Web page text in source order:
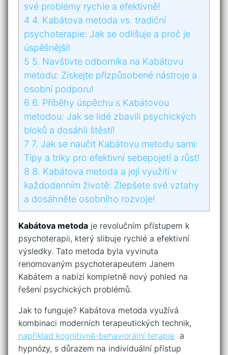
své problémy rychle ⁣a⁣ efektivně!
4 4. Kabátova metoda ⁢vs. tradiční
psychoterapie: Jak se odlišuje ⁤a proč je
‌úspěšnější!
5 5. Navštivte odborníka na Kabátovu
metodu: Získejte přizpůsobené nástroje ⁣a
osobní podporu!
6 6. Příběhy úspěchu s Kabátovou ​
metodou: Jak se lidé zbavili psychických
bloků a dosáhli štěstí!
7 7.⁣ Jak se ⁢naučit Kabátovu metodu⁢ sami:
Tipy a triky ⁤pro efektivní sebepojetí a⁢ růst!
8 8. Kabátova metoda a její využití​ v ​
každodenním⁣ životě: Zlepšete své ⁤vztahy
a dosáhněte osobního rozvoje!
Kabátova metoda je‌ revolučním přístupem ‌k
psychoterapii, ⁣který slibuje rychlé⁢ a efektivní
výsledky. Tato metoda byla⁣ vyvinuta⁣
renomovaným psychoterapeutem​ Janem
Kabátem a nabízí kompletně nový pohled na
řešení psychických problémů.
Jak to funguje? Kabátova metoda využívá⁣
kombinaci moderních terapeutických technik,
například kognitivně-behaviorální terapie ‌ a
hypnózy, s důrazem na individuální přístup